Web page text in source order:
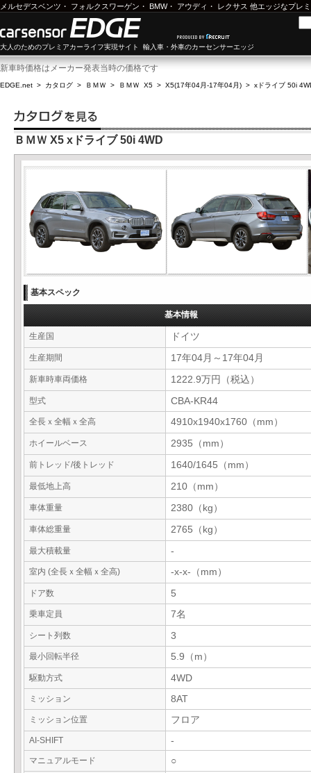
メルセデスベンツ ・ フォルクスワーゲン ・ BMW・ アウディ ・ レクサス 他エッジなプレ
大人のためのプレミアカーライフ実現サイト 輸入車・外車のカーセンサーエッジ
新車時価格はメーカー発表当時の価格です
EDGE.net > カタログ > ＢＭＷ > ＢＭＷ X5 > X5(17年04月-17年04月) > xドライブ 50i
ＢＭＷ X5 xドライブ 50i 4WD
基本スペック
基本情報
生産国 ドイツ
生産期間 17年04月～17年04月
新車時車両価格 1222.9万円（税込）
型式 CBA-KR44
全長ｘ全幅ｘ全高 4910x1940x1760（mm）
ホイールベース 2935（mm）
前トレッド/後トレッド 1640/1645（mm）
最低地上高 210（mm）
車体重量 2380（kg）
車体総重量 2765（kg）
最大積載量 -
室内 (全長ｘ全幅ｘ全高) -x-x-（mm）
ドア数 5
乗車定員 7名
シート列数 3
最小回転半径 5.9（m）
駆動方式 4WD
ミッション 8AT
ミッション位置 フロア
AI-SHIFT -
マニュアルモード ○